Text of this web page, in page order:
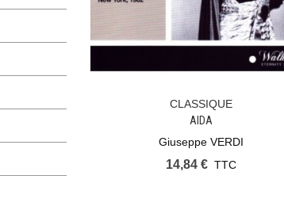
Ajouter Au Panier
CLASSIQUE
AIDA
Giuseppe VERDI
14,84 € TTC